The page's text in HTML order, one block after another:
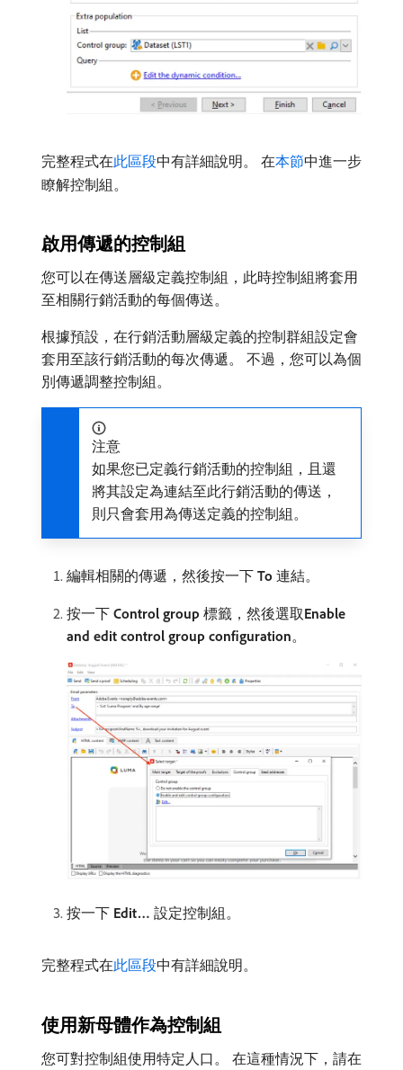
完整程式在此區段中有詳細說明。 在本節中進一步
瞭解控制組。
啟用傳遞的控制組
您可以在傳送層級定義控制組，此時控制組將套用
至相關行銷活動的每個傳送。
根據預設，在行銷活動層級定義的控制群組設定會
套用至該行銷活動的每次傳遞。 不過，您可以為個
別傳遞調整控制組。
注意
如果您已定義行銷活動的控制組，且還
將其設定為連結至此行銷活動的傳送，
則只會套用為傳送定義的控制組。
編輯相關的傳遞，然後按一下​ To ​連結。
按一下​ Control group ​標籤，然後選取​Enable
and edit control group configuration。
按一下​ Edit… ​設定控制組。
完整程式在此區段中有詳細說明。
使用新母體作為控制組
您可對控制組使用特定人口。 在這種情況下，請在